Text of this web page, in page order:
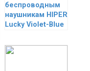
беспроводным
наушникам HIPER
Lucky Violet-Blue